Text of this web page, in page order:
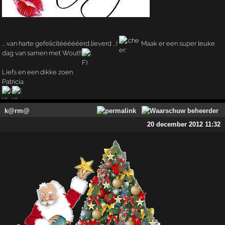
... van harte gefelicitéééééérd,lieverd ...!
Maak er een super leuke
dag van samen met Wout!!
Liefs en een dikke zoen
Patricia
k@rm@
20 december 2012 11:32